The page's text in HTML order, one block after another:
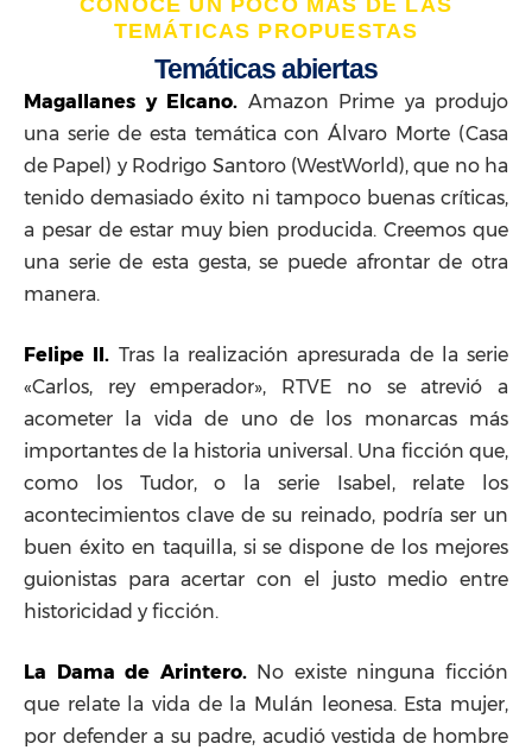
CONOCE UN POCO MÁS DE LAS
TEMÁTICAS PROPUESTAS
Temáticas abiertas
Magallanes y Elcano. Amazon Prime ya produjo
una serie de esta temática con Álvaro Morte (Casa
de Papel) y Rodrigo Santoro (WestWorld), que no ha
tenido demasiado éxito ni tampoco buenas críticas,
a pesar de estar muy bien producida. Creemos que
una serie de esta gesta, se puede afrontar de otra
manera.
Felipe II. Tras la realización apresurada de la serie
«Carlos, rey emperador», RTVE no se atrevió a
acometer la vida de uno de los monarcas más
importantes de la historia universal. Una ficción que,
como los Tudor, o la serie Isabel, relate los
acontecimientos clave de su reinado, podría ser un
buen éxito en taquilla, si se dispone de los mejores
guionistas para acertar con el justo medio entre
historicidad y ficción.
La Dama de Arintero. No existe ninguna ficción
que relate la vida de la Mulán leonesa. Esta mujer,
por defender a su padre, acudió vestida de hombre